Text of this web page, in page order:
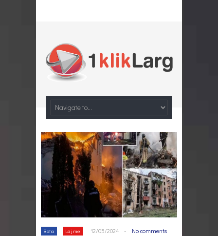
Bota Lajme 12/05/2024 - No comments